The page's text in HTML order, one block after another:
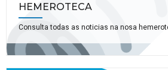
HEMEROTECA
Consulta todas as noticias na nosa